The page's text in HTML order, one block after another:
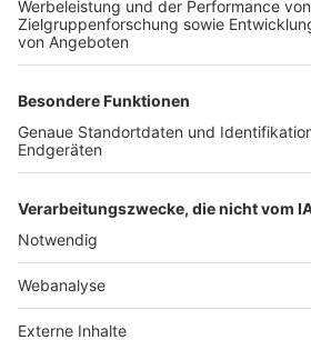
TOP-PARTNER
Nutzungsbedingungen Datenschutz